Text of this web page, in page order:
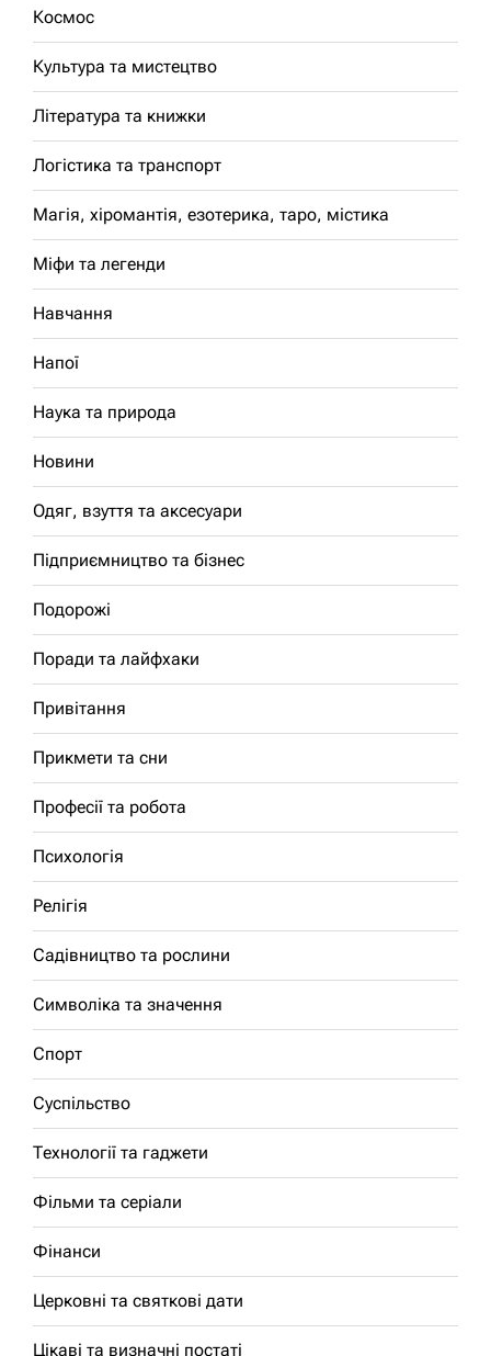
Космос
Культура та мистецтво
Література та книжки
Логістика та транспорт
Магія, хіромантія, езотерика, таро, містика
Міфи та легенди
Навчання
Напої
Наука та природа
Новини
Одяг, взуття та аксесуари
Підприємництво та бізнес
Подорожі
Поради та лайфхаки
Привітання
Прикмети та сни
Професії та робота
Психологія
Релігія
Садівництво та рослини
Символіка та значення
Спорт
Суспільство
Технології та гаджети
Фільми та серіали
Фінанси
Церковні та святкові дати
Цікаві та визначні постаті